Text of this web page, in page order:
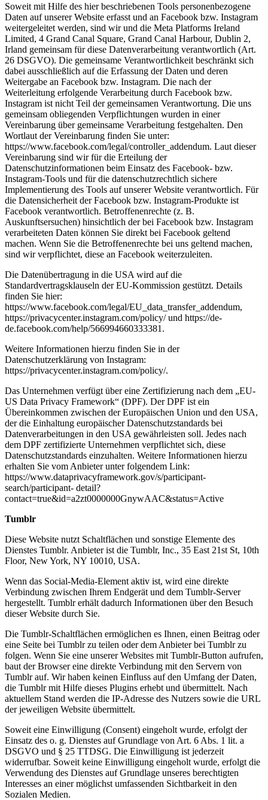
Soweit mit Hilfe des hier beschriebenen Tools personenbezogene
Daten auf unserer Website erfasst und an Facebook bzw. Instagram
weitergeleitet werden, sind wir und die Meta Platforms Ireland
Limited, 4 Grand Canal Square, Grand Canal Harbour, Dublin 2,
Irland gemeinsam für diese Datenverarbeitung verantwortlich (Art.
26 DSGVO). Die gemeinsame Verantwortlichkeit beschränkt sich
dabei ausschließlich auf die Erfassung der Daten und deren
Weitergabe an Facebook bzw. Instagram. Die nach der
Weiterleitung erfolgende Verarbeitung durch Facebook bzw.
Instagram ist nicht Teil der gemeinsamen Verantwortung. Die uns
gemeinsam obliegenden Verpflichtungen wurden in einer
Vereinbarung über gemeinsame Verarbeitung festgehalten. Den
Wortlaut der Vereinbarung finden Sie unter:
https://www.facebook.com/legal/controller_addendum. Laut dieser
Vereinbarung sind wir für die Erteilung der
Datenschutzinformationen beim Einsatz des Facebook- bzw.
Instagram-Tools und für die datenschutzrechtlich sichere
Implementierung des Tools auf unserer Website verantwortlich. Für
die Datensicherheit der Facebook bzw. Instagram-Produkte ist
Facebook verantwortlich. Betroffenenrechte (z. B.
Auskunftsersuchen) hinsichtlich der bei Facebook bzw. Instagram
verarbeiteten Daten können Sie direkt bei Facebook geltend
machen. Wenn Sie die Betroffenenrechte bei uns geltend machen,
sind wir verpflichtet, diese an Facebook weiterzuleiten.
Die Datenübertragung in die USA wird auf die
Standardvertragsklauseln der EU-Kommission gestützt. Details
finden Sie hier:
https://www.facebook.com/legal/EU_data_transfer_addendum,
https://privacycenter.instagram.com/policy/ und https://de-
de.facebook.com/help/566994660333381.
Weitere Informationen hierzu finden Sie in der
Datenschutzerklärung von Instagram:
https://privacycenter.instagram.com/policy/.
Das Unternehmen verfügt über eine Zertifizierung nach dem „EU-
US Data Privacy Framework“ (DPF). Der DPF ist ein
Übereinkommen zwischen der Europäischen Union und den USA,
der die Einhaltung europäischer Datenschutzstandards bei
Datenverarbeitungen in den USA gewährleisten soll. Jedes nach
dem DPF zertifizierte Unternehmen verpflichtet sich, diese
Datenschutzstandards einzuhalten. Weitere Informationen hierzu
erhalten Sie vom Anbieter unter folgendem Link:
https://www.dataprivacyframework.gov/s/participant-
search/participant- detail?
contact=true&id=a2zt0000000GnywAAC&status=Active
Tumblr
Diese Website nutzt Schaltflächen und sonstige Elemente des
Dienstes Tumblr. Anbieter ist die Tumblr, Inc., 35 East 21st St, 10th
Floor, New York, NY 10010, USA.
Wenn das Social-Media-Element aktiv ist, wird eine direkte
Verbindung zwischen Ihrem Endgerät und dem Tumblr-Server
hergestellt. Tumblr erhält dadurch Informationen über den Besuch
dieser Website durch Sie.
Die Tumblr-Schaltflächen ermöglichen es Ihnen, einen Beitrag oder
eine Seite bei Tumblr zu teilen oder dem Anbieter bei Tumblr zu
folgen. Wenn Sie eine unserer Websites mit Tumblr-Button aufrufen,
baut der Browser eine direkte Verbindung mit den Servern von
Tumblr auf. Wir haben keinen Einfluss auf den Umfang der Daten,
die Tumblr mit Hilfe dieses Plugins erhebt und übermittelt. Nach
aktuellem Stand werden die IP-Adresse des Nutzers sowie die URL
der jeweiligen Website übermittelt.
Soweit eine Einwilligung (Consent) eingeholt wurde, erfolgt der
Einsatz des o. g. Dienstes auf Grundlage von Art. 6 Abs. 1 lit. a
DSGVO und § 25 TTDSG. Die Einwilligung ist jederzeit
widerrufbar. Soweit keine Einwilligung eingeholt wurde, erfolgt die
Verwendung des Dienstes auf Grundlage unseres berechtigten
Interesses an einer möglichst umfassenden Sichtbarkeit in den
Sozialen Medien.